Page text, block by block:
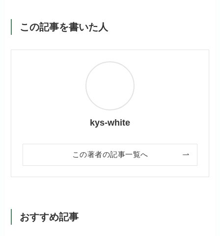
この記事を書いた人
kys-white
この著者の記事一覧へ
おすすめ記事